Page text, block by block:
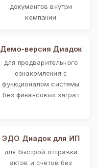
документов внутри
компании
Демо-версия Диадок
для предварительного
ознакомления с
функционалом системы
без финансовых затрат
ЭДО Диадок для ИП
для быстрой отправки
актов и счетов без